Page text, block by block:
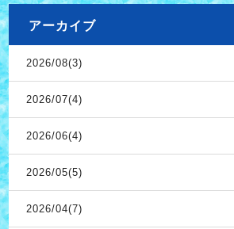
アーカイブ
2026/08(3)
2026/07(4)
2026/06(4)
2026/05(5)
2026/04(7)